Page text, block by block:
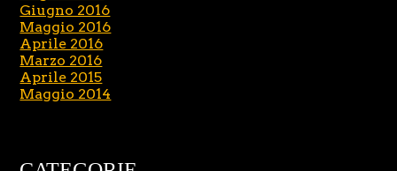
Giugno 2016
Maggio 2016
Aprile 2016
Marzo 2016
Aprile 2015
Maggio 2014